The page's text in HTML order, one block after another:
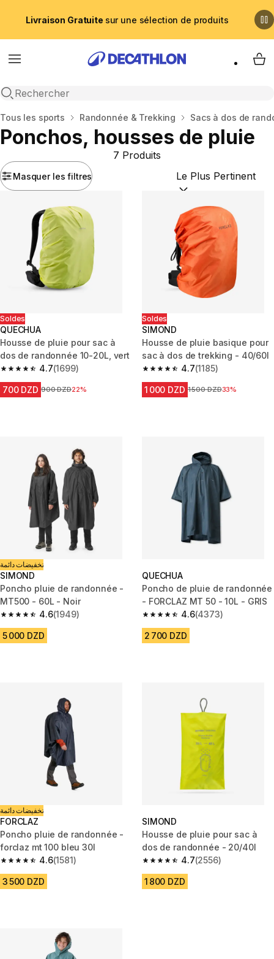
Livraison Gratuite sur une sélection de produits
Menu
Recherche ouverte
My
Accueil
Tous les sports Randonnée & Trekking Sacs à dos de
Ponchos, housses de pluie
Masquer les filtres
7 Produits
Trier par :(optional)
Soldes
QUECHUA
Housse de pluie pour sac à
dos de randonnée 10-20L, vert
4.7
4.7 out of 5 stars from 1699 reviews
(1699)
700 DZD Prix avant la réduction
900 DZD22%
Soldes
SIMOND
Housse de pluie basique pour
sac à dos de trekking - 40/60l
4.7
4.7 out of 5 stars from 1185
(1185)
1 000 DZD Prix avant la réduction
1 500 DZD33%
تخفيضات دائمة
SIMOND
Poncho pluie de randonnée -
MT500 - 60L - Noir
4.6
4.6 out of 5 stars from 1949 reviews
(1949)
5 000 DZD
QUECHUA
Poncho de pluie de randonnée
- FORCLAZ MT 50 - 10L - GRIS
4.6
4.6 out of 5 stars from 4373
(4373)
2 700 DZD
تخفيضات دائمة
FORCLAZ
Poncho pluie de randonnée -
forclaz mt 100 bleu 30l
4.6
4.6 out of 5 stars from 1581 reviews
(1581)
3 500 DZD
SIMOND
Housse de pluie pour sac à
dos de randonnée - 20/40l
4.7
4.7 out of 5 stars from 2556
(2556)
1 800 DZD